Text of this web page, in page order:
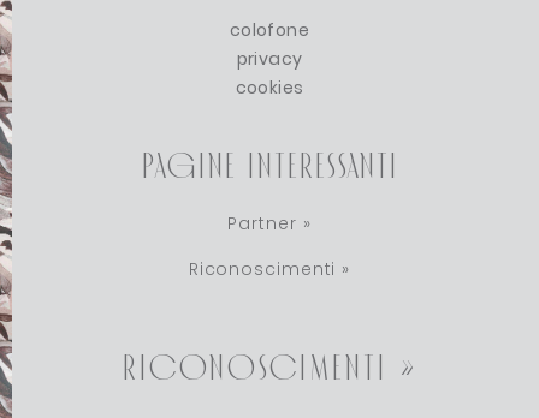
colofone
privacy
cookies
Pagine interessanti
Partner »
Riconoscimenti »
Riconoscimenti »